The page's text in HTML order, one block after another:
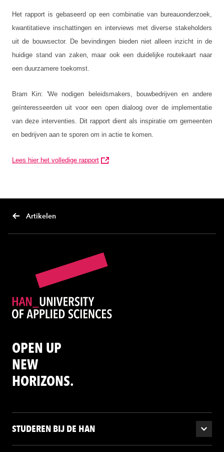
Het rapport is gebaseerd op een combinatie van bureauonderzoek,
kwantitatieve inschattingen en interviews met diverse stakeholders
uit de bouwsector. De bevindingen bieden niet alleen inzicht in de
huidige stand van zaken, maar ook een duidelijke routekaart naar
een duurzamere toekomst.
Bram Kin: 'We nodigen beleidsmakers, bouwbedrijven en andere
geïnteresseerden uit voor een open dialoog over de implementatie
van deze interventies. Dit rapport dient als inspiratie om gemeenten
en bedrijven aan te sporen om in actie te komen.
Lees hier het volledige rapport
Artikelen
OPEN UP
NEW
HORIZONS.
STUDEREN BIJ DE HAN